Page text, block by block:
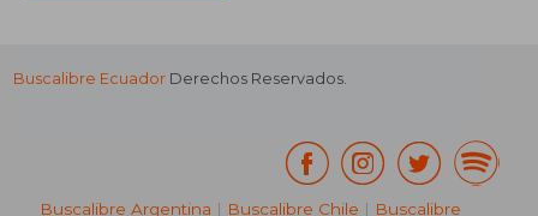
Buscalibre Ecuador Derechos Reservados.
Buscalibre Argentina | Buscalibre Chile | Buscalibre